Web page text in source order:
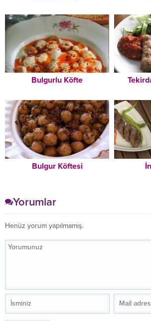
Bulgurlu Köfte
Bulgur Köftesi
Yorumlar
Henüz yorum yapılmamış.